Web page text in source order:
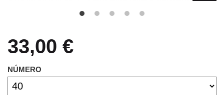
33,00 €
NÚMERO